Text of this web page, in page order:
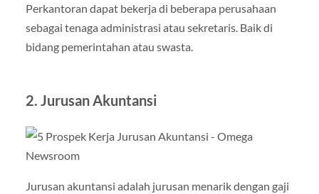
Perkantoran dapat bekerja di beberapa perusahaan
sebagai tenaga administrasi atau sekretaris. Baik di
bidang pemerintahan atau swasta.
2. Jurusan Akuntansi
Jurusan akuntansi adalah jurusan menarik dengan gaji